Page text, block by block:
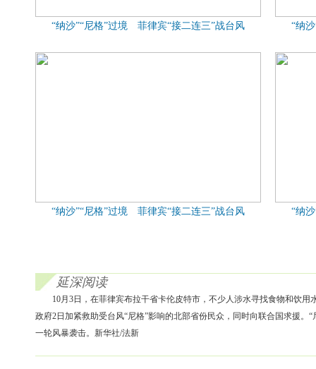
“纳沙”“尼格”过境 菲律宾“接二连三”战台风 “纳
“纳沙”“尼格”过境 菲律宾“接二连三”战台风 “纳
延深阅读
10月3日，在菲律宾布拉干省卡伦皮特市，不少人涉水寻找食物和饮
政府2日加紧救助受台风“尼格”影响的北部省份民众，同时向联合国求援
一轮风暴袭击。新华社/法新